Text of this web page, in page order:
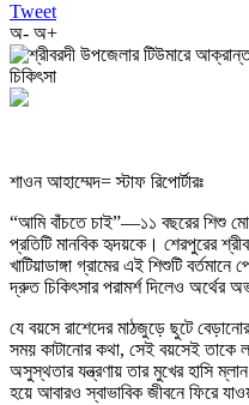
Tweet
অ- অ+
শাওন আহাম্মেদ= স্টাফ রিপোর্টারঃ
“আমি বাঁচতে চাই”—১১ বছরের শিশু
প্রতিটি মানবিক হৃদয়কে। শেরপুরের
খাটিয়াডাঙ্গা গ্রামের এই শিশুটি
দ্রুত চিকিৎসার পরামর্শ দিলেও অর্থের
যে বয়সে রাশেদের মাঠজুড়ে ছুটে
সময় কাটানোর কথা, সেই বয়সেই তাকে
অসুস্থতার যন্ত্রণায় তার মুখের হাসি
হয়ে আবারও স্বাভাবিক জীবনে ফিরে